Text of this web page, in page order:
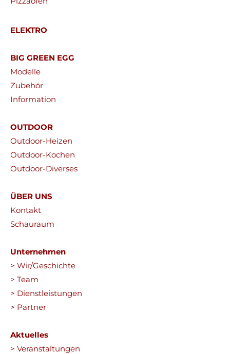
ELEKTRO
BIG GREEN EGG
Modelle
Zubehör
Information
OUTDOOR
Outdoor-Heizen
Outdoor-Kochen
Outdoor-Diverses
ÜBER UNS
Kontakt
Schauraum
Unternehmen
> Wir/Geschichte
> Team
> Dienstleistungen
> Partner
Aktuelles
> Veranstaltungen